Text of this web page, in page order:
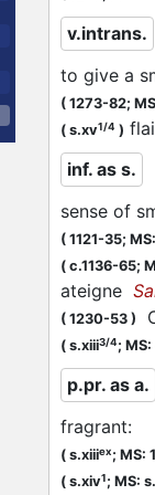
v.intrans.
to give a
( 1273-82;
( s.xv1/4 )
inf. as s.
sense of
( 1121-35;
( c.1136-65;
ateigne
( 1230-53 )
( s.xiii3/4; MS:
p.pr. as a.
fragrant:
( s.xiiiex; MS:
( s.xiv1; MS: